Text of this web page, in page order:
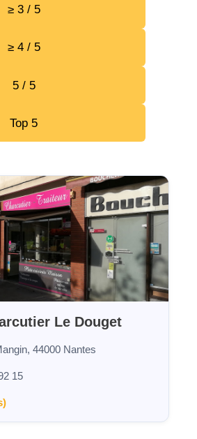
≥ 3 / 5
≥ 4 / 5
5 / 5
Top 5
Le Douget
44000 Nantes
15